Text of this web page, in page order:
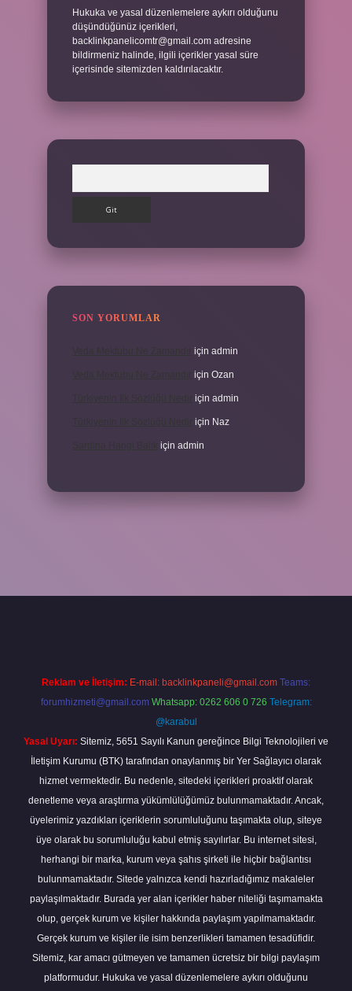
Hukuka ve yasal düzenlemelere aykırı olduğunu
düşündüğünüz içerikleri,
backlinkpanelicomtr@gmail.com adresine
bildirmeniz halinde, ilgili içerikler yasal süre
içerisinde sitemizden kaldırılacaktır.
SON YORUMLAR
için admin
için Ozan
için admin
için Naz
için admin
Reklam ve İletişim: E-mail: backlinkpaneli@gmail.com Teams:
forumhizmeti@gmail.com Whatsapp: 0262 606 0 726 Telegram:
@karabul
Yasal Uyarı: Sitemiz, 5651 Sayılı Kanun gereğince Bilgi Teknolojileri ve
İletişim Kurumu (BTK) tarafından onaylanmış bir Yer Sağlayıcı olarak
hizmet vermektedir. Bu nedenle, sitedeki içerikleri proaktif olarak
denetleme veya araştırma yükümlülüğümüz bulunmamaktadır. Ancak,
üyelerimiz yazdıkları içeriklerin sorumluluğunu taşımakta olup, siteye
üye olarak bu sorumluluğu kabul etmiş sayılırlar. Bu internet sitesi,
herhangi bir marka, kurum veya şahıs şirketi ile hiçbir bağlantısı
bulunmamaktadır. Sitede yalnızca kendi hazırladığımız makaleler
paylaşılmaktadır. Burada yer alan içerikler haber niteliği taşımamakta
olup, gerçek kurum ve kişiler hakkında paylaşım yapılmamaktadır.
Gerçek kurum ve kişiler ile isim benzerlikleri tamamen tesadüfidir.
Sitemiz, kar amacı gütmeyen ve tamamen ücretsiz bir bilgi paylaşım
platformudur. Hukuka ve yasal düzenlemelere aykırı olduğunu